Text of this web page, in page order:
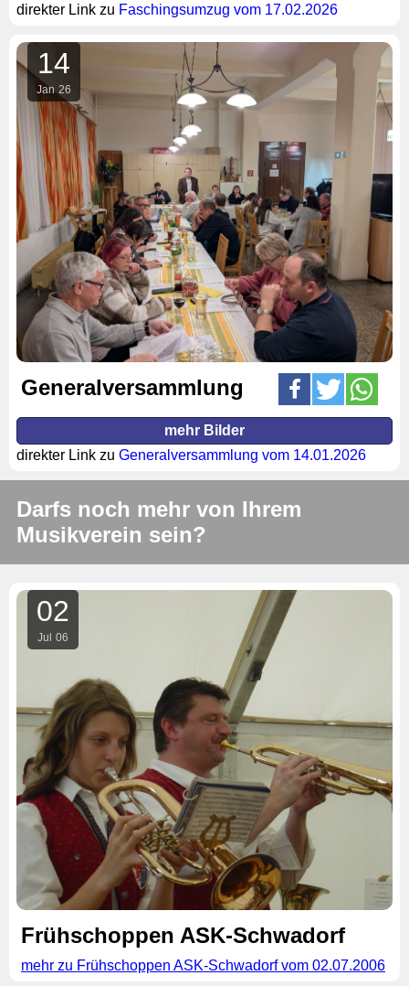
direkter Link zu Faschingsumzug vom 17.02.2026
14
Jan 26
Generalversammlung
mehr Bilder
direkter Link zu Generalversammlung vom 14.01.2026
Darfs noch mehr von Ihrem
Musikverein sein?
02
Jul 06
Frühschoppen ASK-Schwadorf
mehr zu Frühschoppen ASK-Schwadorf vom 02.07.2006